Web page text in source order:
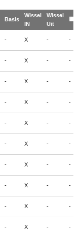
Basis
Wissel
IN
Wissel
Uit
🟨
- X - -
- X - -
- X - -
- X - -
- X - -
- X - -
- X - -
- X - -
- X - -
- X - -